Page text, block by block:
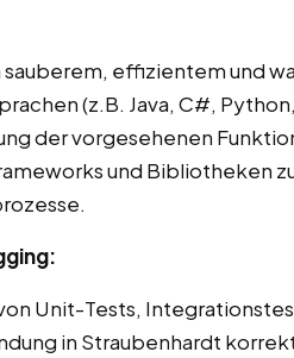
effizientem und
(z.B. Java, C#,
der vorgesehenen
und Bibliotheken
Unit-Tests,
in Straubenhardt